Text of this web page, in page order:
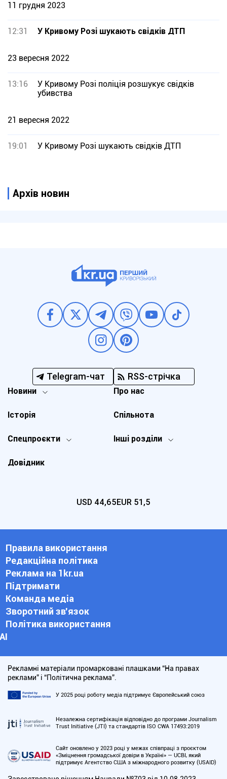
11 грудня 2023
12:31 У Кривому Розі шукають свідків ДТП
23 вересня 2022
13:16
У Кривому Розі поліція розшукує свідків
убивства
21 вересня 2022
19:01 У Кривому Розі шукають свідків ДТП
Архів новин
Telegram-чат RSS-стрічка
Новини
Спецпроєкти Інші розділи
Історія
Про нас
Довідник
Спільнота
USD 44,65EUR 51,5
Правила використання
Редакційна політика
Реклама на 1kr.ua
Підтримати
Команда медіа
Зворотний зв'язок
Політика використання
АІ
Рекламні матеріали промарковані плашками “На правах
реклами” і “Політична реклама”.
У 2025 році роботу медіа підтримує Європейський союз
Незалежна сертифікація відповідно до програми Journalism
Trust Initiative (JTI) та стандартів ISO CWA 17493:2019
Сайт оновлено у 2023 році у межах співпраці з проєктом
«Зміцнення громадської довіри в Україні» — UCBI, який
підтримує Агентство США з міжнародного розвитку (USAID)